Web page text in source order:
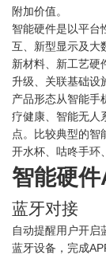
附加价值。
智能硬件是以平台
互、新型显示及大
新材料、新工艺硬
升级、关联基础设
产品形态从智能手
疗健康、智能无人
点。比较典型的
开水杯、咕咚手环
智能硬
蓝牙对接
自动提醒用户开启
蓝牙设备，完成